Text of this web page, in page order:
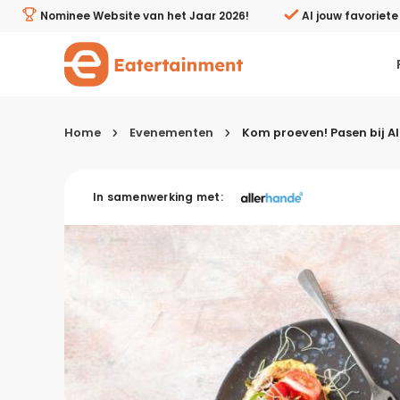
Kom proeven! Pasen bij Albert Heijn XL Kookstudio
Nominee Website van het Jaar 2026! Al jouw
Kies je menugang
Ontbijt
Tussendoortjes
Voor- & tussengerechten
Home Evenementen Kom proeven! Pasen bij
In samenwerking met: